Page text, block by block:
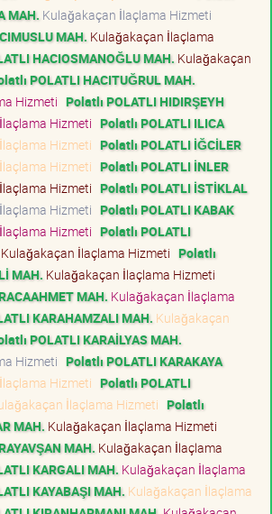
MAH. Kulağakaçan İlaçlama Hizmeti
MAH. Kulağakaçan İlaçlama
HACIOSMANOĞLU MAH. Kulağakaçan
POLATLI HACITUĞRUL MAH.
Hizmeti Polatlı POLATLI HIDIRŞEYH
Hizmeti Polatlı POLATLI ILICA
Hizmeti Polatlı POLATLI İĞCİLER
Hizmeti Polatlı POLATLI İNLER
Hizmeti Polatlı POLATLI İSTİKLAL
Hizmeti Polatlı POLATLI KABAK
Hizmeti Polatlı POLATLI
Kulağakaçan İlaçlama Hizmeti Polatlı
MAH. Kulağakaçan İlaçlama Hizmeti
MAH. Kulağakaçan İlaçlama
KARAHAMZALI MAH. Kulağakaçan
POLATLI KARAİLYAS MAH.
Hizmeti Polatlı POLATLI KARAKAYA
Hizmeti Polatlı POLATLI
İlaçlama Hizmeti Polatlı
MAH. Kulağakaçan İlaçlama Hizmeti
MAH. Kulağakaçan İlaçlama
KARGALI MAH. Kulağakaçan İlaçlama
KAYABAŞI MAH. Kulağakaçan İlaçlama